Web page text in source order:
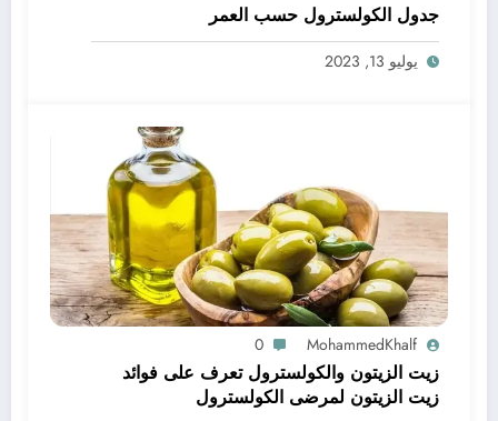
جدول الكولسترول حسب العمر
يوليو 13, 2023
MohammedKhalf
0
زيت الزيتون والكولسترول تعرف على فوائد
زيت الزيتون لمرضى الكولسترول